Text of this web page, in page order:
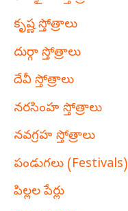
కృష్ణ స్తోత్రాలు
దుర్గా స్తోత్రాలు
దేవీ స్తోత్రాలు
నరసింహ స్తోత్రాలు
నవగ్రహ స్తోత్రాలు
పండుగలు (Festivals)
పిల్లల పేర్లు